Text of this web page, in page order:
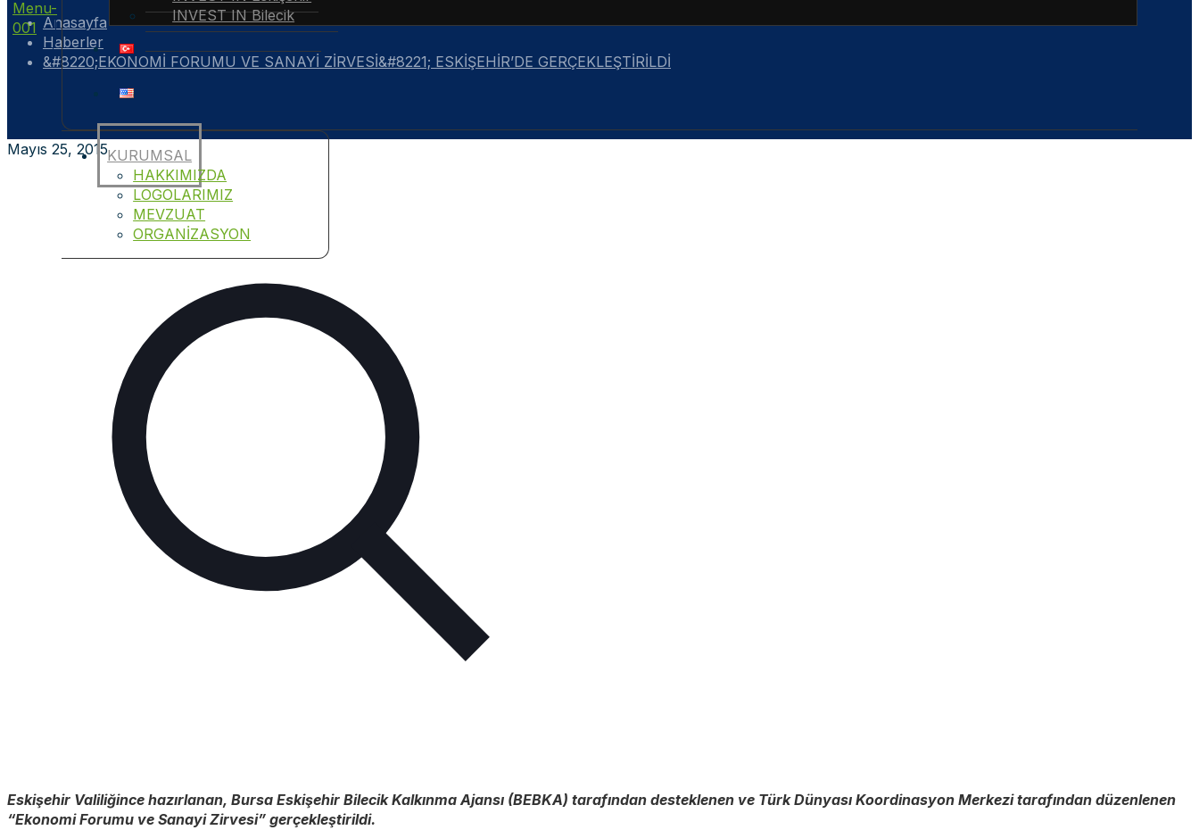
INVEST IN Bilecik
KURUMSAL
HAKKIMIZDA
LOGOLARIMIZ
MEVZUAT
ORGANİZASYON
Anasayfa
Haberler
&#8220;EKONOMİ FORUMU VE SANAYİ ZİRVESİ&#8221; ESKİŞEHİR’DE GERÇEKLEŞTİRİLDİ
Mayıs 25, 2015
Eskişehir Valiliğince hazırlanan, Bursa Eskişehir Bilecik Kalkınma Ajansı (BEBKA) tarafından desteklenen ve Türk Dünyası Koordinasyon Merkezi tarafından düzenlenen
“Ekonomi Forumu ve Sanayi Zirvesi” gerçekleştirildi.